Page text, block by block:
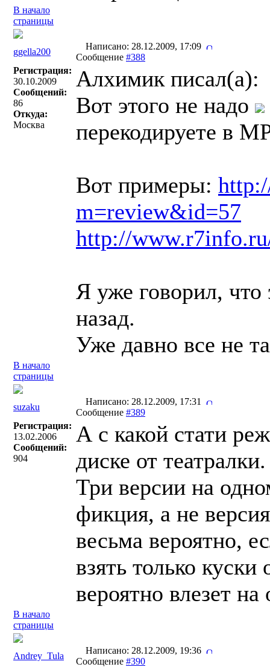
В начало
страницы
ggella200
Написано: 28.12.2009, 17:09
Сообщение #388
Регистрация:
30.10.2009
Сообщений:
86
Откуда:
Москва
Алхимик писал(a):
Вот этого не надо
перекодируете в
Вот примеры:
m=review&id=57
http://
Я уже говорил, что
назад.
Уже давно все не
В начало
страницы
suzaku
Написано: 28.12.2009, 17:31
Сообщение #389
Регистрация:
13.02.2006
Сообщений:
904
А с какой стати
диске от
Три версии на
фикция, а не
весьма вероятно,
взять только
вероятно влезет
В начало
страницы
Andrey_Tula
Написано: 28.12.2009, 19:36
Сообщение #390